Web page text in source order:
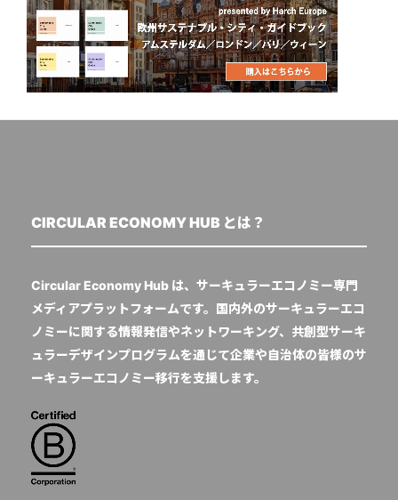
CIRCULAR ECONOMY HUB とは？
Circular Economy Hub は、サーキュラーエコノミー専門
メディアプラットフォームです。国内外のサーキュラーエコ
ノミーに関する情報発信やネットワーキング、共創型サーキ
ュラーデザインプログラムを通じて企業や自治体の皆様のサ
ーキュラーエコノミー移行を支援します。